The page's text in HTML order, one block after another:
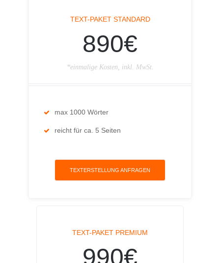
TEXT-PAKET STANDARD
890€
*einmalige Kosten, inkl. MwSt.
max 1000 Wörter
reicht für ca. 5 Seiten
TEXTERSTELLUNG ANFRAGEN
TEXT-PAKET PREMIUM
990€